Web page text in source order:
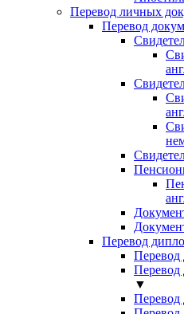
Перевод личных
Перевод
Перевод
Перевод
Перевод
▼
Перевод